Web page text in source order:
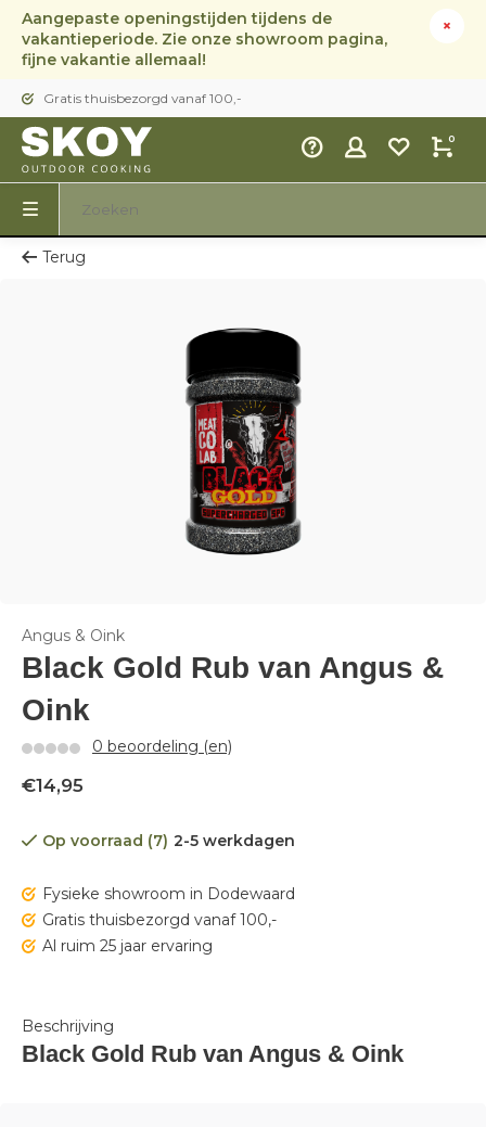
Aangepaste openingstijden tijdens de
vakantieperiode. Zie onze showroom pagina,
fijne vakantie allemaal!
Gratis thuisbezorgd vanaf 100,-
0
Terug
Angus & Oink
Black Gold Rub van Angus &
Oink
0 beoordeling (en)
€14,95
Op voorraad (7) 2-5 werkdagen
Fysieke showroom in Dodewaard
Gratis thuisbezorgd vanaf 100,-
Al ruim 25 jaar ervaring
Beschrijving
Black Gold Rub van Angus & Oink